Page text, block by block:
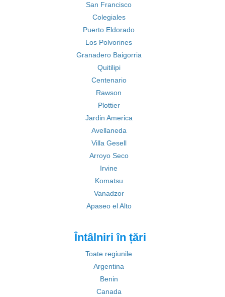
San Francisco
Colegiales
Puerto Eldorado
Los Polvorines
Granadero Baigorria
Quitilipi
Centenario
Rawson
Plottier
Jardin America
Avellaneda
Villa Gesell
Arroyo Seco
Irvine
Komatsu
Vanadzor
Apaseo el Alto
Întâlniri în țări
Toate regiunile
Argentina
Benin
Canada